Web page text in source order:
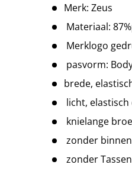
Merk: Zeus
Materiaal:
Merklogo
pasvorm:
brede,
licht,
knielange
zonder
zonder Tassen